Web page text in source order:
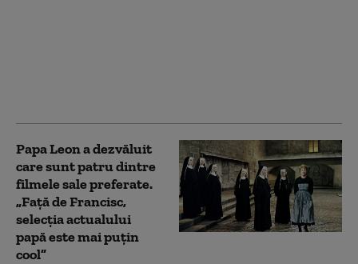
Papa Leon a dezvăluit
care sunt patru dintre
filmele sale preferate.
„Față de Francisc,
selecția actualului
papă este mai puțin
cool”